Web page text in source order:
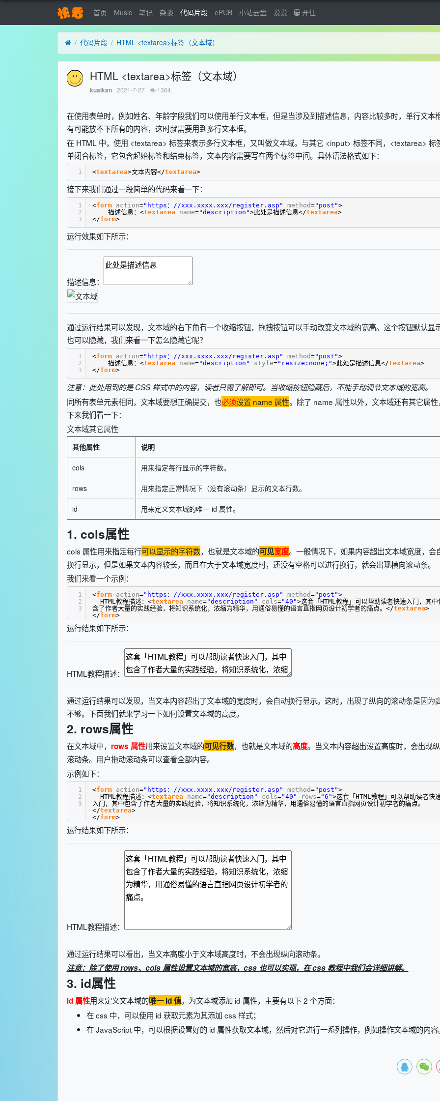
首页 Music 笔记 杂谈 代码片段 ePUB 小站云盘 说说 开往
代码片段 HTML <textarea>标签（文本域）
HTML <textarea>标签（文本域）
kuaikan 2021-7-27 1364
在使用表单时，例如姓名、年龄字段我们可以使用单行文本框，但是当涉及到描述信息，内容比较多时，单行文本
有可能放不下所有的内容，这时就需要用到多行文本框。
在 HTML 中，使用 <textarea> 标签来表示多行文本框，又叫做文本域。与其它 <input> 标签不同，<textarea> 标
单闭合标签，它包含起始标签和结束标签，文本内容需要写在两个标签中间。具体语法格式如下：
1 <textarea>文本内容</textarea>
接下来我们通过一段简单的代码来看一下：
1
2
3
<form action="https：//xxx.xxxx.xxx/register.asp" method="post">
描述信息：<textarea name="description">此处是描述信息</textarea>
</form>
运行效果如下所示：
描述信息：
通过运行结果可以发现，文本域的右下角有一个收缩按钮，拖拽按钮可以手动改变文本域的宽高。这个按钮默认显
也可以隐藏，我们来看一下怎么隐藏它呢？
1
2
3
<form action="https：//xxx.xxxx.xxx/register.asp" method="post">
描述信息：<textarea name="description" style="resize:none;">此处是描述信息</textarea>
</form>
注意：此处用到的是 CSS 样式中的内容，读者只需了解即可。当收缩按钮隐藏后，不能手动调节文本域的宽高。
同所有表单元素相同，文本域要想正确提交，也必须设置 name 属性。除了 name 属性以外，文本域还有其它属性
下来我们看一下：
文本域其它属性
其他属性 说明
cols 用来指定每行显示的字符数。
rows 用来指定正常情况下（没有滚动条）显示的文本行数。
id 用来定义文本域的唯一 id 属性。
1. cols属性
cols 属性用来指定每行可以显示的字符数，也就是文本域的可见宽度。一般情况下，如果内容超出文本域宽度，会
换行显示，但是如果文本内容较长，而且在大于文本域宽度时，还没有空格可以进行换行，就会出现横向滚动条。
我们来看一个示例：
1
2
3
<form action="https：//xxx.xxxx.xxx/register.asp" method="post">
HTML教程描述：<textarea name="description" cols="40">这套「HTML教程」可以帮助读者快速入门，其中
含了作者大量的实践经验，将知识系统化，浓缩为精华，用通俗易懂的语言直指网页设计初学者的痛点。</textarea>
</form>
运行结果如下所示：
HTML教程描述：
通过运行结果可以发现，当文本内容超出了文本域的宽度时，会自动换行显示。这时，出现了纵向的滚动条是因为
不够。下面我们就来学习一下如何设置文本域的高度。
2. rows属性
在文本域中， rows 属性用来设置文本域的可见行数，也就是文本域的高度。当文本内容超出设置高度时，会出现
滚动条。用户拖动滚动条可以查看全部内容。
示例如下：
1
2
3
<form action="https：//xxx.xxxx.xxx/register.asp" method="post">
HTML教程描述：<textarea name="description" cols="40" rows="6">这套「HTML教程」可以帮助读者快
入门，其中包含了作者大量的实践经验，将知识系统化，浓缩为精华，用通俗易懂的语言直指网页设计初学者的痛点。
</textarea>
</form>
运行结果如下所示：
HTML教程描述：
通过运行结果可以看出，当文本高度小于文本域高度时，不会出现纵向滚动条。
注意：除了使用 rows、cols 属性设置文本域的宽高，css 也可以实现，在 css 教程中我们会详细讲解。
3. id属性
id 属性用来定义文本域的唯一 id 值。为文本域添加 id 属性，主要有以下 2 个方面：
在 css 中，可以使用 id 获取元素为其添加 css 样式；
在 JavaScript 中，可以根据设置好的 id 属性获取文本域，然后对它进行一系列操作，例如操作文本域的内容